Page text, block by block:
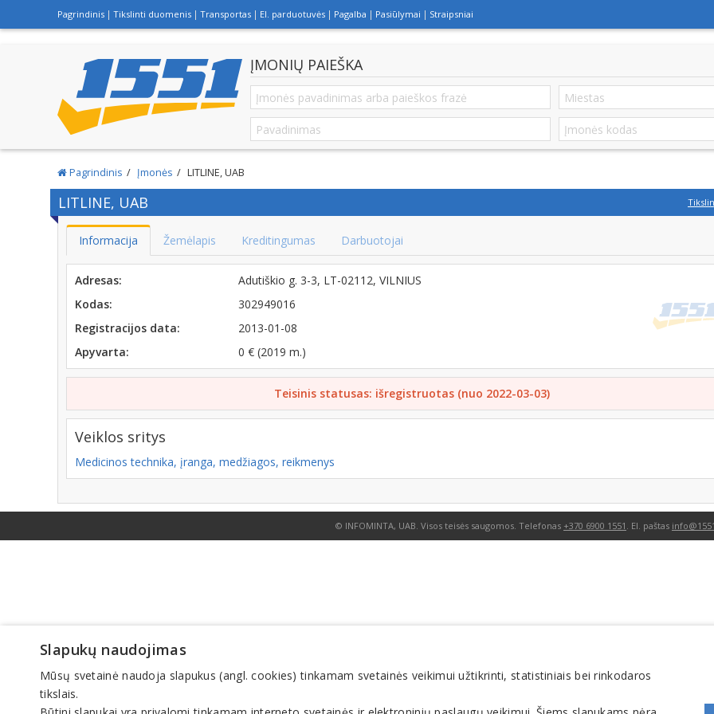
Pagrindinis Tikslinti duomenis Transportas El. parduotuvės Pagalba Pasiūlymai Straipsniai
ĮMONIŲ PAIEŠKA
Pagrindinis Įmonės LITLINE, UAB
LITLINE, UAB
Informacija Žemėlapis Kreditingumas Darbuotojai
Adresas:
Adutiškio g. 3-3, LT-02112, VILNIUS
Kodas:
302949016
Registracijos data:
2013-01-08
Apyvarta:
0 € (2019 m.)
Teisinis statusas: išregistruotas (nuo 2022-03-03)
Veiklos sritys
Medicinos technika, įranga, medžiagos, reikmenys
© INFOMINTA, UAB. Visos teisės saugomos. Telefonas +370 6900 1551 . El. paštas
Slapukų naudojimas
Mūsų svetainė naudoja slapukus (angl. cookies) tinkamam svetainės veikimui užtikrinti, statistiniais bei rinkodaros
tikslais.